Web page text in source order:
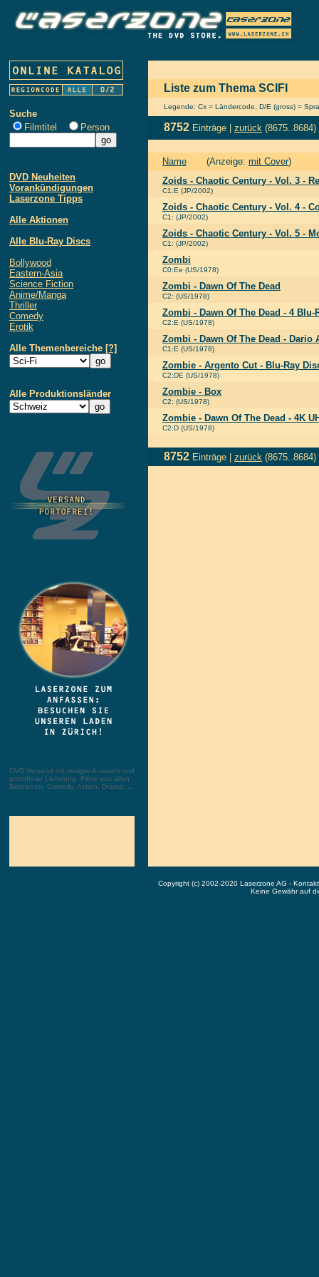
Suche
Filmtitel
Person
DVD Neuheiten
Vorankündigungen
Laserzone Tipps
Alle Aktionen
Alle Blu-Ray Discs
Bollywood
Eastern-Asia
Science Fiction
Anime/Manga
Thriller
Comedy
Erotik
Alle Themenbereiche [?]
Alle Produktionsländer
DVD Versand mit riesiger Auswahl und
portofreier Lieferung. Filme aus allen
Bereichen: Comedy, Action, Drama, ...
Liste zum Thema SCIFI
Legende: Cx = Ländercode, D/E (gross) =
8752 Einträge | zurück (8675..8684)
Name (Anzeige: mit Cover)
Zoids - Chaotic Century - Vol. 3 -
C1:E (JP/2002)
Zoids - Chaotic Century - Vol. 4 -
C1: (JP/2002)
Zoids - Chaotic Century - Vol. 5 -
C1: (JP/2002)
Zombi
C0:Ee (US/1978)
Zombi - Dawn Of The Dead
C2: (US/1978)
Zombi - Dawn Of The Dead - 4
C2:E (US/1978)
Zombi - Dawn Of The Dead - Dario
C1:E (US/1978)
Zombie - Argento Cut - Blu-Ray
C2:DE (US/1978)
Zombie - Box
C2: (US/1978)
Zombie - Dawn Of The Dead - 4K
C2:D (US/1978)
8752 Einträge | zurück (8675..8684)
Copyright (c) 2002-2020 Laserzone AG -
Keine Gewähr auf